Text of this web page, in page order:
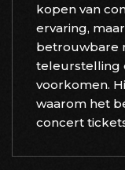
kopen van
ervaring,
betrouwbare
teleurstelling
voorkomen.
waarom het
concert